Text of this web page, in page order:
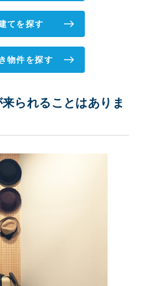
てを探す
物件を探す
られることはありま